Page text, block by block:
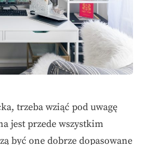
trzeba wziąć pod uwagę
jest przede wszystkim
być one dobrze dopasowane